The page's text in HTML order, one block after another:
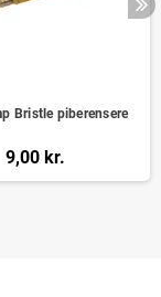
Bristle piberensere
9,00 kr.